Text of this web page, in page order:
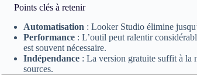
Points clés à retenir
Automatisation : Looker Studio élimine
Performance : L’outil peut ralentir
est souvent nécessaire.
Indépendance : La version gratuite suffit à la
sources.